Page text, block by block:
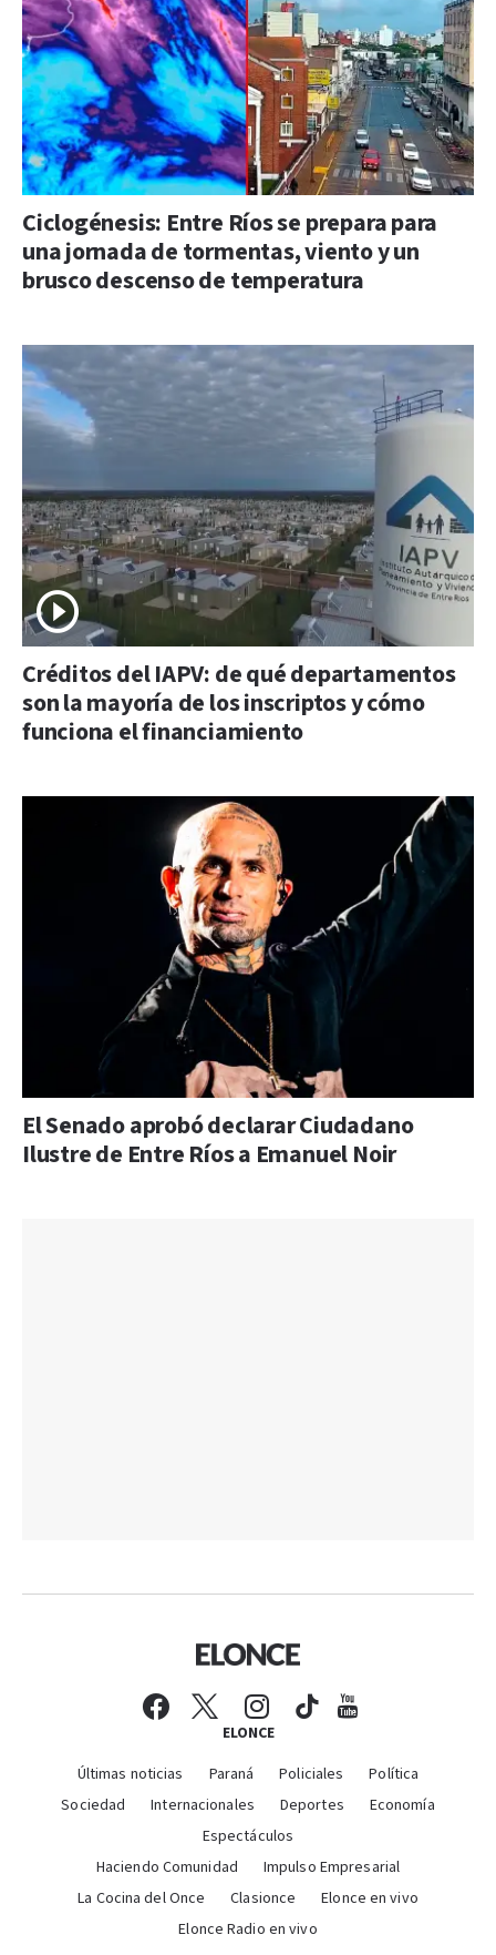
Ciclogénesis: Entre Ríos se prepara para
una jornada de tormentas, viento y un
brusco descenso de temperatura
Créditos del IAPV: de qué departamentos
son la mayoría de los inscriptos y cómo
funciona el financiamiento
El Senado aprobó declarar Ciudadano
Ilustre de Entre Ríos a Emanuel Noir
ELONCE
Últimas noticias Paraná Policiales
Política
Sociedad
Internacionales Deportes
Economía
Espectáculos
Haciendo Comunidad
Impulso Empresarial
La Cocina del Once
Clasionce
Elonce en vivo
Elonce Radio en vivo